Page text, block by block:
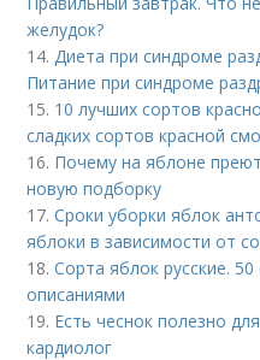
желудок?
14.Диета при синдроме
Питание при синдроме
15. 10 лучших сортов
сладких сортов красной
16. Почему на яблоне
новую подборку
17.Сроки уборки яблок
яблоки в зависимости от
18.Сорта яблок русские.
описаниями
19. Есть чеснок полезно
кардиолог